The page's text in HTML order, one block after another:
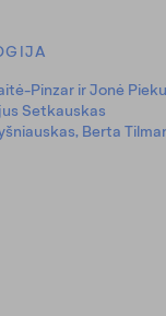
Pinzar ir Jonė
Setkauskas
Berta